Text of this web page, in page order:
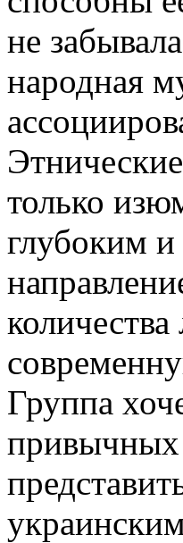
не
народная
только
глубоким
Группа
привычных